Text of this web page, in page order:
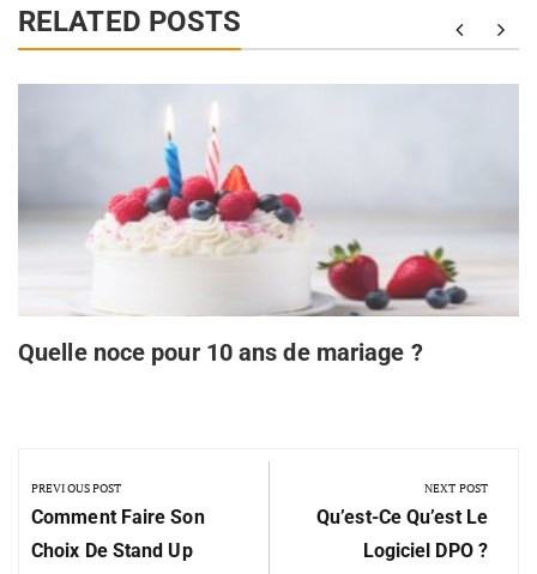
RELATED POSTS
Quelle noce pour 10 ans de mariage ?
PREVIOUS POST
Comment Faire Son
Choix De Stand Up
NEXT POST
Qu’est-Ce Qu’est Le
Logiciel DPO ?